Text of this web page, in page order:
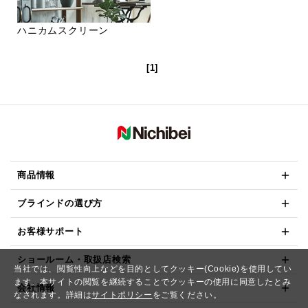
当社では、閲覧性向上などを目的としてクッキー(Cookie)を使用してい
ます。本サイトの閲覧を継続することでクッキーの使用に同意したとみ
なされます。詳細はサイトポリシー をご覧ください。
ハニカムスクリーン
[1]
商品情報
ブラインドの選び方
お客様サポート
ショールーム・取扱店検索
会社情報